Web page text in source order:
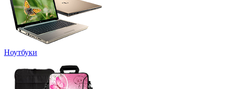
Ноутбуки